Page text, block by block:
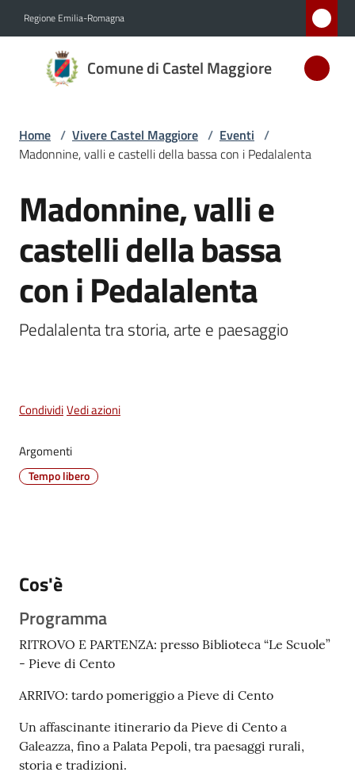
Regione Emilia-Romagna
Comune di Castel Maggiore
Comune
di Castel
D'ARGENTO
AL MERITO
Amministrazione
Novità
Servizi
Maggiore
Albo
pretorio
Tutti
gli
Seguici
su
Home / Vivere Castel Maggiore / Eventi /
Madonnine, valli e castelli della bassa con i Pedalalenta
Salta al contenuto
Madonnine, valli e
castelli della bassa
con i Pedalalenta
Pedalalenta tra storia, arte e paesaggio
CondividiVedi azioni
Argomenti
Tempo libero
Cos'è
Programma
RITROVO E PARTENZA: presso Biblioteca “Le Scuole”
- Pieve di Cento
ARRIVO: tardo pomeriggio a Pieve di Cento
Un affascinante itinerario da Pieve di Cento a
Galeazza, fino a Palata Pepoli, tra paesaggi rurali,
storia e tradizioni.